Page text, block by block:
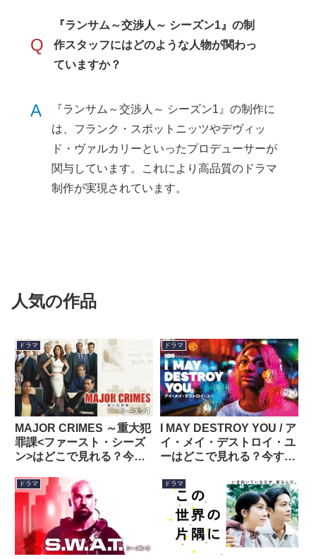
Q
『ランサム～交渉人～ シーズン1』の制
作スタッフにはどのような人物が関わっ
ていますか？
A
『ランサム～交渉人～ シーズン1』の制作に
は、フランク・スポットニッツやデヴィッ
ド・ヴァルカリーといったプロデューサーが
関与しています。これにより高品質のドラマ
制作が実現されています。
人気の作品
ドラマ
MAJOR CRIMES ～重大犯
罪課<ファースト・シーズ
ン>はどこで見れる？今す
ビスを紹介！
ドラマ
I MAY DESTROY YOU / ア
イ・メイ・デストロイ・ユ
ーはどこで見れる？今すぐ
スを紹介！
ドラマ ドラマ